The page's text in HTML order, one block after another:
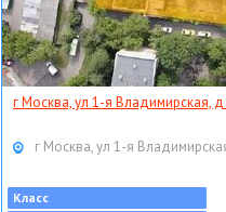
г Москва, ул 1-я Владимирская, д
г Москва, ул 1-я
Класс